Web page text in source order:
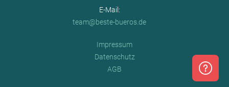
E-Mail:
team@beste-bueros.de
Impressum
Datenschutz
AGB